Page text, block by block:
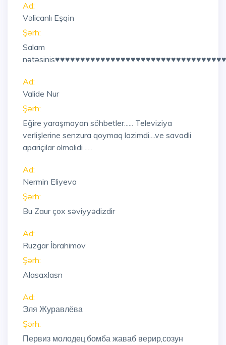
Ad:
Vəlicanlı Eşqin
Şərh:
Salam
Ad:
Valide Nur
Şərh:
Eğire yaraşmayan söhbetler...... Televiziya
verlişlerine senzura qoymaq lazimdi....ve savadli
apariçilar olmalidi .....
Ad:
Nermin Eliyeva
Şərh:
Bu Zaur çox səviyyədizdir
Ad:
Ruzgar İbrahimov
Şərh:
Alasaxlasn
Ad:
Эля Журавлёва
Şərh:
Первиз молодец,бомба жаваб верир,созун